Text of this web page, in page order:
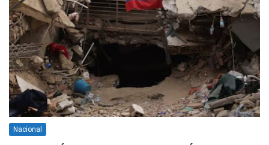
Nacional